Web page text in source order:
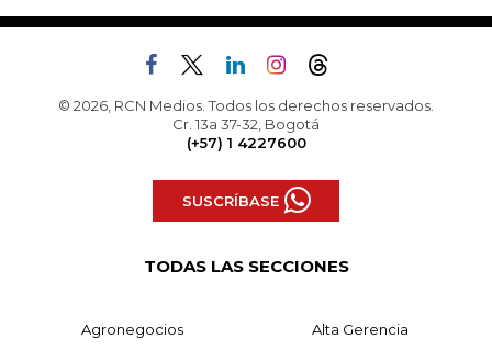
© 2026, RCN Medios. Todos los derechos reservados.
Cr. 13a 37-32, Bogotá
(+57) 1 4227600
SUSCRÍBASE
TODAS LAS SECCIONES
Agronegocios Alta Gerencia